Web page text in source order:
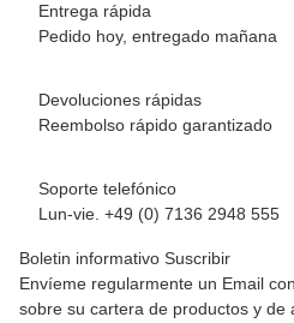
Entrega rápida
Pedido hoy, entregado mañana
Devoluciones rápidas
Reembolso rápido garantizado
Soporte telefónico
Lun-vie. +49 (0) 7136 2948 555
Boletin informativo Suscribir
Envíeme regularmente un Email
sobre su cartera de productos y de